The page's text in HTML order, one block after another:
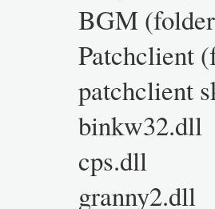
BGM
Patchclient
patchclient
binkw32.dll
cps.dll
granny2.dll